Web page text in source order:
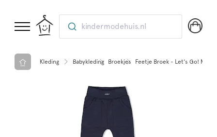
kindermodehuis.nl
Kleding Babykleding Broekjes Feetje Broek - Let's Go!